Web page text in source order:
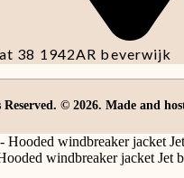
38 1942AR beverwijk
© 2026. Made and
windbreaker jacket Jet